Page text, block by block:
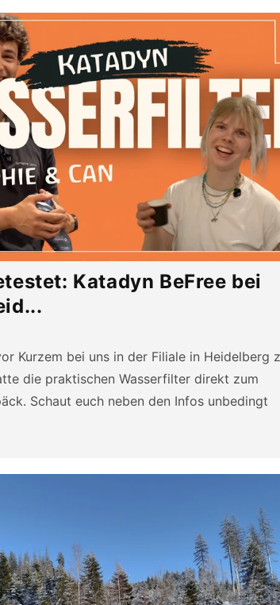
Katadyn BeFree bei
Kurzem bei uns in der Filiale in Heidelberg
die praktischen Wasserfilter direkt zum
Schaut euch neben den Infos unbedingt